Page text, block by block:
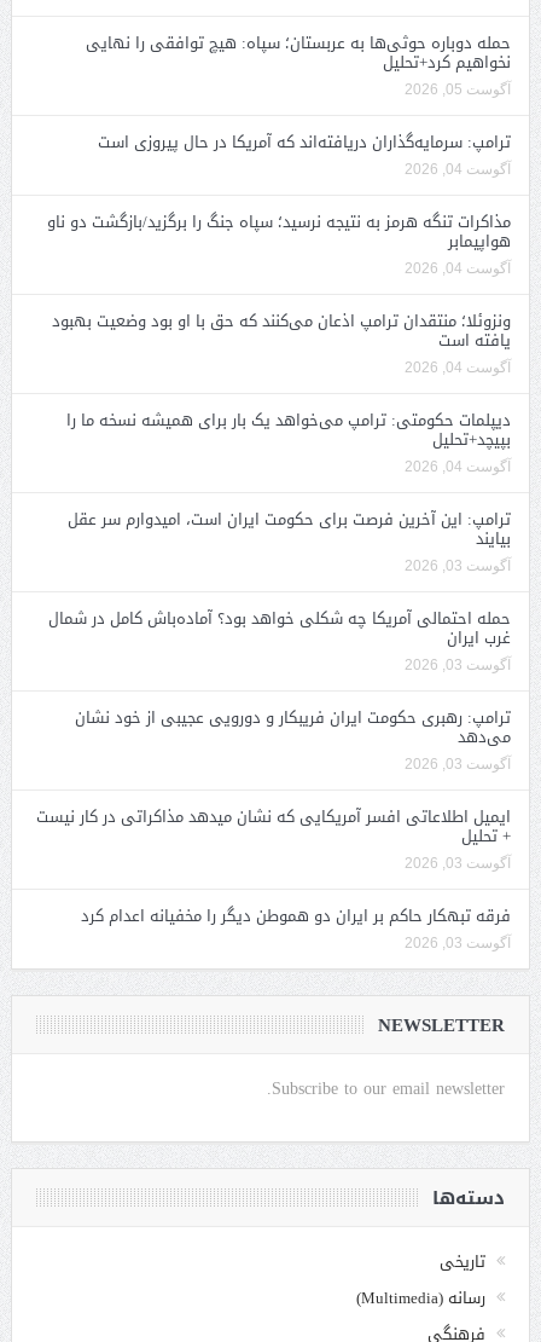
حمله دوباره حوثی‌ها به عربستان؛ سپاه: هیچ توافقی را نهایی
نخواهیم کرد+تحلیل
آگوست 05, 2026
ترامپ: سرمایه‌گذاران دریافته‌اند که آمریکا در حال پیروزی است
آگوست 04, 2026
مذاکرات تنگه هرمز به نتیجه نرسید؛ سپاه جنگ را برگزید/بازگشت دو ناو
هواپیمابر
آگوست 04, 2026
ونزوئلا؛ منتقدان ترامپ اذعان می‌کنند که حق با او بود وضعیت بهبود
یافته است
آگوست 04, 2026
دیپلمات حکومتی: ترامپ می‌خواهد یک بار برای همیشه نسخه ما را
بپیچد+تحلیل
آگوست 04, 2026
ترامپ: این آخرین فرصت برای حکومت ایران است، امیدوارم سر عقل
بیایند
آگوست 03, 2026
حمله احتمالی آمریکا چه شکلی خواهد بود؟ آماده‌باش کامل در شمال
غرب ایران
آگوست 03, 2026
ترامپ: رهبری حکومت ایران فریبکار و دورویی عجیبی از خود نشان
می‌دهد
آگوست 03, 2026
ایمیل اطلاعاتی افسر آمریکایی که نشان میدهد مذاکراتی در کار نیست
+ تحلیل
آگوست 03, 2026
فرقه تبهکار حاکم بر ایران دو هموطن دیگر را مخفیانه اعدام کرد
آگوست 03, 2026
NEWSLETTER
Subscribe to our email newsletter.
دسته‌ها
تاریخی
رسانه (Multimedia)
فرهنگی